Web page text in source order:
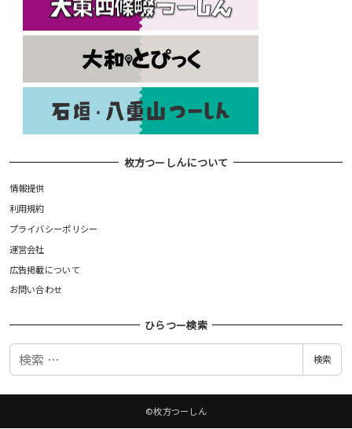
枚方つーしんについて
情報提供
利用規約
プライバシーポリシー
運営会社
広告掲載について
お問い合わせ
ひらつー検索
検
検索
©枚方つーしん